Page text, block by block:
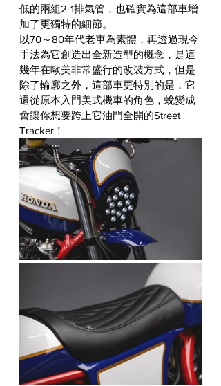
低的兩組2-1排氣管，也確實為這部車增
加了更獨特的細節。
以70～80年代老車為素體，再透過現今
手法為它創造出全新造型的概念，是這
幾年在歐美非常盛行的改裝方式，但是
除了輪廓之外，這部車更特別的是，它
還從原本入門美式機車的角色，蛻變成
會讓你想要跨上它油門全開的Street
Tracker！